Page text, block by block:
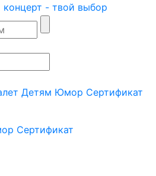
концерт - твой выбор
Детям Юмор Сертификат
Сертификат